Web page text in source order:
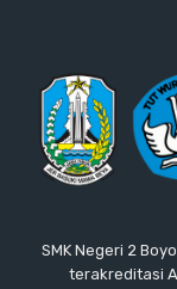
SMK Negeri 2
terakreditasi